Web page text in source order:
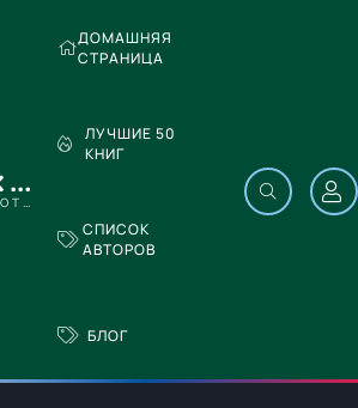
HUB-BOOKS.COM
ЦИФРОВАЯ БИБЛИОТЕКА
ДОМАШНЯЯ
СТРАНИЦА
ЛУЧШИЕ 50
КНИГ
СПИСОК
АВТОРОВ
БЛОГ